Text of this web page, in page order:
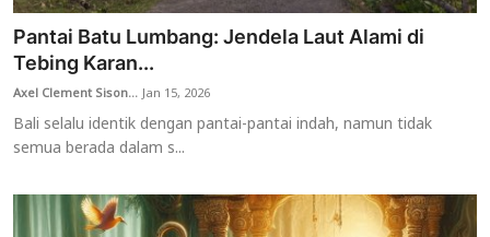
Pantai Batu Lumbang: Jendela Laut Alami di
Tebing Karan...
Axel Clement Sison...Jan 15, 2026
Bali selalu identik dengan pantai-pantai indah, namun tidak
semua berada dalam s...